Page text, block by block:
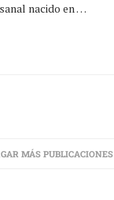
nacido en …
MÁS PUBLICACIONES